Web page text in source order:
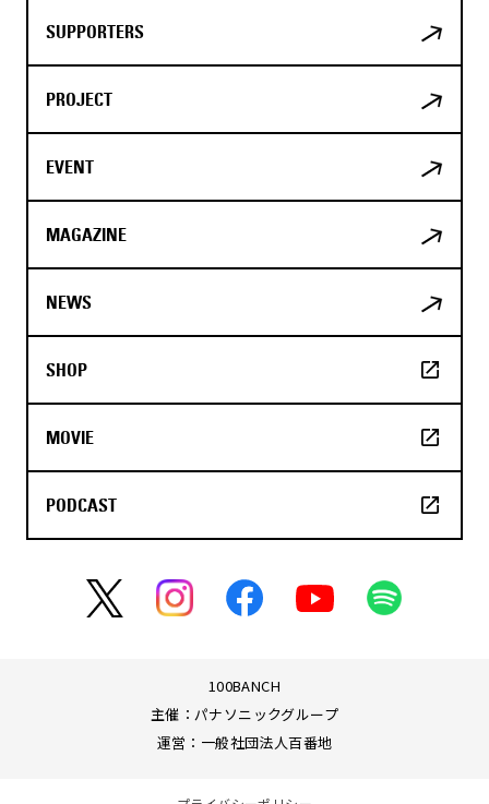
SUPPORTERS
PROJECT
EVENT
MAGAZINE
NEWS
SHOP
MOVIE
PODCAST
100BANCH
主催：パナソニックグループ
運営：一般社団法人百番地